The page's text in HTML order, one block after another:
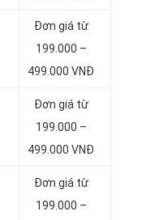
Đơn giá từ
199.000 –
499.000 VNĐ
Đơn giá từ
199.000 –
499.000 VNĐ
Đơn giá từ
199.000 –